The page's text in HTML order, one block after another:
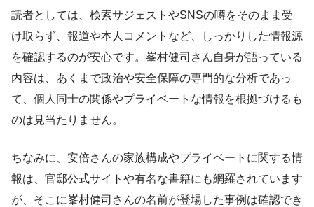
読者としては、検索サジェストやSNSの噂をそのまま受
け取らず、報道や本人コメントなど、しっかりした情報源
を確認するのが安心です。峯村健司さん自身が語っている
内容は、あくまで政治や安全保障の専門的な分析であっ
て、個人同士の関係やプライベートな情報を根拠づけるも
のは見当たりません。
ちなみに、安倍さんの家族構成やプライベートに関する情
報は、官邸公式サイトや有名な書籍にも網羅されています
が、そこに峯村健司さんの名前が登場した事例は確認でき